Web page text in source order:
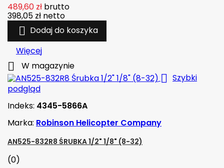
489,60 zł brutto
398,05 zł netto
 Dodaj do koszyka
Więcej
 W magazynie
 Szybki
podgląd
Indeks: 4345-5866A
Marka: Robinson Helicopter Company
AN525-832R8 ŚRUBKA 1/2" 1/8" (8-32)
(0)